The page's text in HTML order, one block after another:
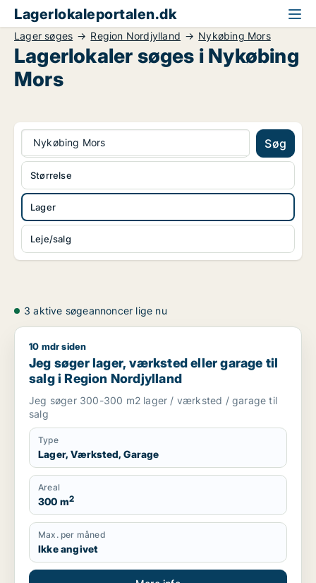
Lagerlokaleportalen.dk
Lager søges Region Nordjylland Nykøbing Mors
Lagerlokaler søges i Nykøbing
Mors
Nykøbing Mors Søg
Lager
Leje/salg
Størrelse
3 aktive søgeannoncer lige nu
Jeg søger lager, værksted eller garage til salg i Region
10 mdr siden
Jeg søger lager, værksted eller garage til
salg i Region Nordjylland
Jeg søger 300-300 m2 lager / værksted / garage til
salg
Type
Lager, Værksted, Garage
Areal
300 m2
Max. per måned
Ikke angivet